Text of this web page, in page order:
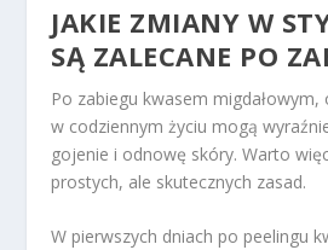
JAKIE ZMIANY W
SĄ ZALECANE PO
Po zabiegu kwasem
w codziennym życiu mogą
gojenie i odnowę skóry. Warto
prostych, ale skutecznych zasad.
W pierwszych dniach po peelingu